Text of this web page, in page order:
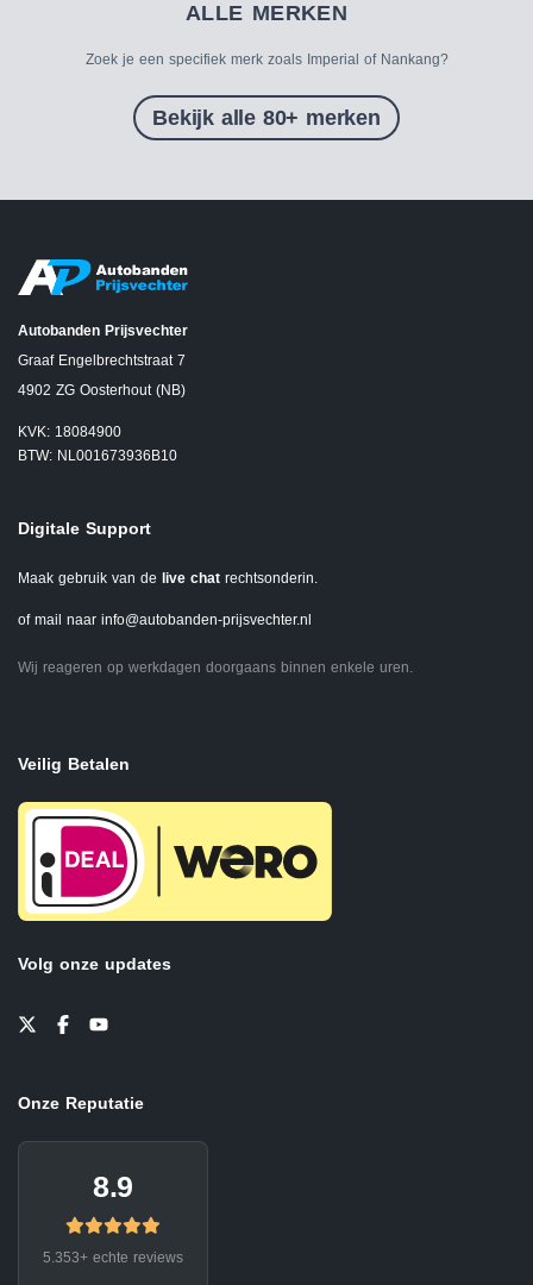
ALLE MERKEN
Zoek je een specifiek merk zoals Imperial of Nankang?
Bekijk alle 80+ merken
Autobanden Prijsvechter
Graaf Engelbrechtstraat 7
4902 ZG Oosterhout (NB)
KVK: 18084900
BTW: NL001673936B10
Digitale Support
Maak gebruik van de live chat rechtsonderin.
of mail naar info@autobanden-prijsvechter.nl
Wij reageren op werkdagen doorgaans binnen enkele uren.
Veilig Betalen
Volg onze updates
Onze Reputatie
8.9
5.353+ echte reviews